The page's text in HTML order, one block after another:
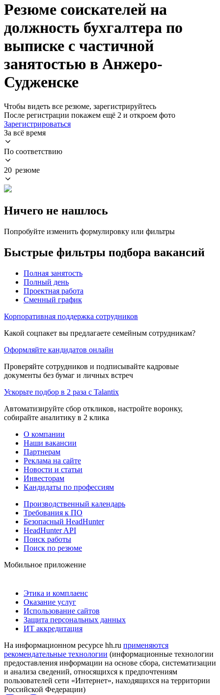
Резюме соискателей на
должность бухгалтера по
выписке с частичной
занятостью в Анжеро-
Судженске
Чтобы видеть все резюме, зарегистрируйтесь
После регистрации покажем ещё 2 и откроем фото
Зарегистрироваться
За всё время
По соответствию
20 резюме
Ничего не нашлось
Попробуйте изменить формулировку или фильтры
Быстрые фильтры подбора вакансий
Полная занятость
Полный день
Проектная работа
Сменный график
Корпоративная поддержка сотрудников
Какой соцпакет вы предлагаете семейным сотрудникам?
Оформляйте кандидатов онлайн
Проверяйте сотрудников и подписывайте кадровые
документы без бумаг и личных встреч
Ускорьте подбор в 2 раза с Talantix
Автоматизируйте сбор откликов, настройте воронку,
собирайте аналитику в 2 клика
О компании
Наши вакансии
Партнерам
Реклама на сайте
Новости и статьи
Инвесторам
Кандидаты по профессиям
Производственный календарь
Требования к ПО
Безопасный HeadHunter
HeadHunter API
Поиск работы
Поиск по резюме
Мобильное приложение
Этика и комплаенс
Оказание услуг
Использование сайтов
Защита персональных данных
ИТ аккредитация
На информационном ресурсе hh.ru применяются
рекомендательные технологии (информационные технологии
предоставления информации на основе сбора, систематизации
и анализа сведений, относящихся к предпочтениям
пользователей сети «Интернет», находящихся на территории
Российской Федерации)